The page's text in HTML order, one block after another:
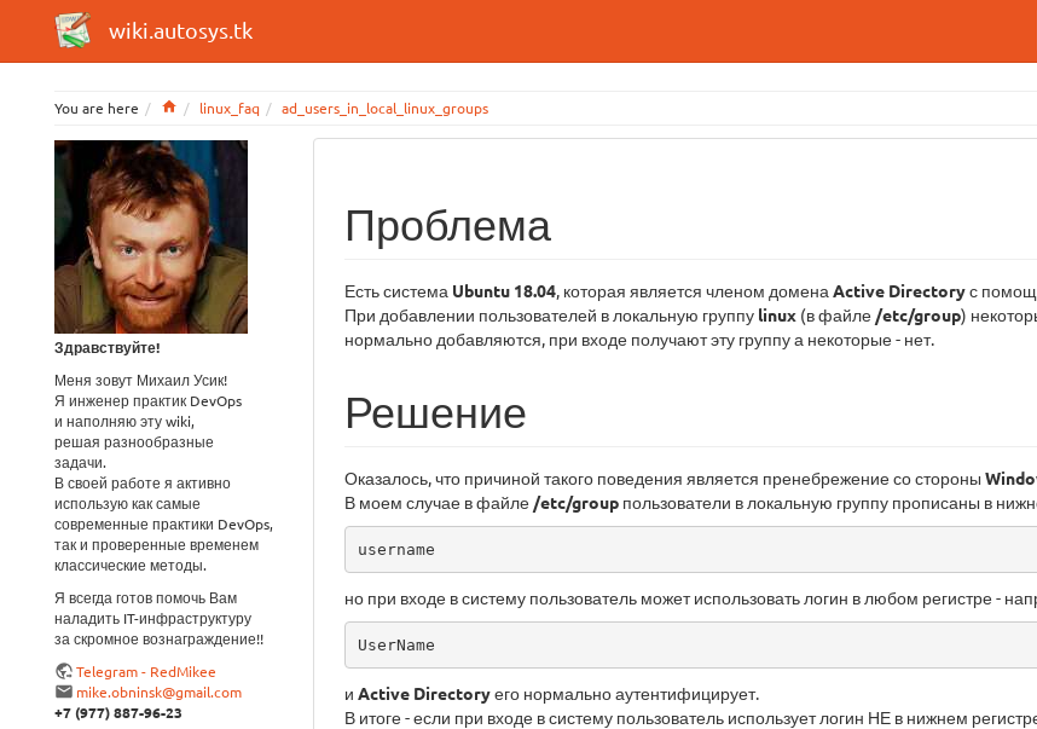
wiki.autosys.tk
You are here Homelinux_faq ad_users_in_local_linux_groups
Здравствуйте!
Меня зовут Михаил Усик!
Я инженер практик DevOps
и наполняю эту wiki,
решая разнообразные
задачи.
В своей работе я активно
использую как самые
современные практики DevOps,
так и проверенные временем
классические методы.
Я всегда готов помочь Вам
наладить IT-инфраструктуру
за скромное вознаграждение!!
Telegram - RedMikee
mike.obninsk@gmail.com
+7 (977) 887-96-23
Проблема
Есть система Ubuntu 18.04, которая является членом домена Active Directoryс
При добавлении пользователей в локальную группу linux (в файле /etc/group)
нормально добавляются, при входе получают эту группу а некоторые - нет.
Решение
Оказалось, что причиной такого поведения является пренебрежение со стороны
В моем случае в файле /etc/group пользователи в локальную группу прописаны в
username
но при входе в систему пользователь может использовать логин в любом регистре -
UserName
и Active Directoryего нормально аутентифицирует.
В итоге - если при входе в систему пользователь использует логин НЕ в нижнем